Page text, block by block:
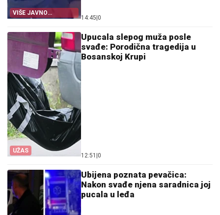
VIŠE JAVNO
TUŽILAŠTVO
14:45 0
UŽAS
Upucala slepog muža posle
svađe: Porodična tragedija u
Bosanskoj Krupi
12:51 0
Ubijena poznata pevačica:
Nakon svađe njena saradnica joj
pucala u leđa